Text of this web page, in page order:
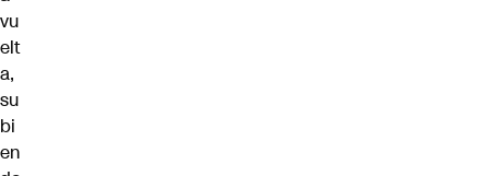
vu
elt
a,
su
bi
en